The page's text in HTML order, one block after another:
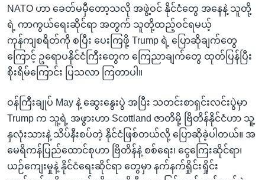
NATO ဟာ ခေတ်မမှီတော့သလို အဖွဲ့ဝင် နိုင်ငံတွေ အနေနဲ့ သူတို့
ရဲ့ ကာကွယ်ရေးဆိုင်ရာ အတွက် သူတို့ထည့်ဝင်ရမယ့်
ကုန်ကျစရိတ်ကို စပြီး ပေးကြဖို့ Trump ရဲ့ ပြောဆိုချက်တွေ
ကြောင့် ဥရောပနိုင်ငံကြီးတွေက ကြေညာချက်တွေ ထုတ်ပြန်ပြီး
စိုးရိမ်ကြောင်း ပြသလာ ကြတာပါ။
ဝန်ကြီးချုပ် May နဲ့ ဆွေးနွေးပွဲ အပြီး သတင်းစာရှင်းလင်းပွဲမှာ
Trump က သူ့ရဲ့ အဖွားဟာ Scottland ဇာတိမို့ ဗြိတိန်နိုင်ငံဟာ သူ့
နှလုံးသားနဲ့ သိပ်နီးစပ်တဲ့ နိုင်ငံဖြစ်တယ်လို့ ပြောဆိုခဲ့ပါတယ်။ အ
မေရိကန်ပြည်ထောင်စုဟာ ဗြိတိန်နဲ့ စစ်ရေး၊ ငွေကြေးဆိုင်ရာ၊
ယဉ်ကျေးမှုနဲ့ နိုင်ငံရေးဆိုင်ရာ တွေမှာ နက်နက်ရှိုင်းရှိုင်း